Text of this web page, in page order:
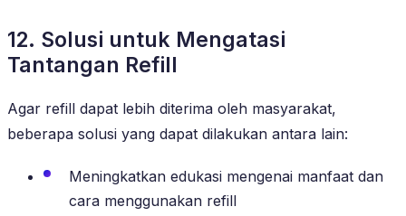
12. Solusi untuk Mengatasi
Tantangan Refill
Agar refill dapat lebih diterima oleh masyarakat,
beberapa solusi yang dapat dilakukan antara lain:
Meningkatkan edukasi mengenai manfaat dan
cara menggunakan refill